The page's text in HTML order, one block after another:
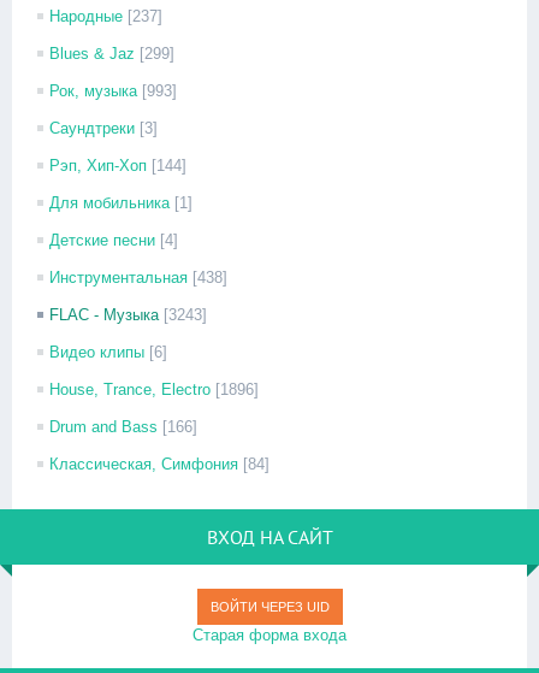
Народные [237]
Blues & Jaz [299]
Рок, музыка [993]
Саундтреки [3]
Рэп, Хип-Хоп [144]
Для мобильника [1]
Детские песни [4]
Инструментальная [438]
FLAC - Музыка [3243]
Видео клипы [6]
House, Trance, Electro [1896]
Drum and Bass [166]
Классическая, Симфония [84]
ВХОД НА САЙТ
ВОЙТИ ЧЕРЕЗ UID
Старая форма входа